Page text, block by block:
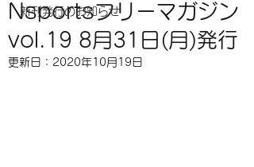
新刊発行のお知らせ
Nsportsフリーマガジン
vol.19 8月31日(月)発行
更新日： 2020年10月19日